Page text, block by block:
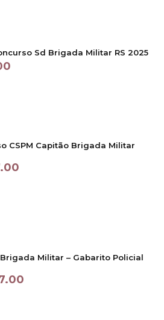
Sd Brigada Militar RS 2025
CSPM Capitão Brigada Militar
Militar – Gabarito Policial